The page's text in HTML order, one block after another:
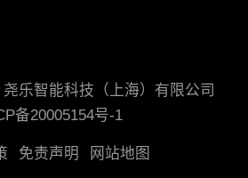
乐智能科技（上海）有限公司
备20005154号-1
免责声明 网站地图